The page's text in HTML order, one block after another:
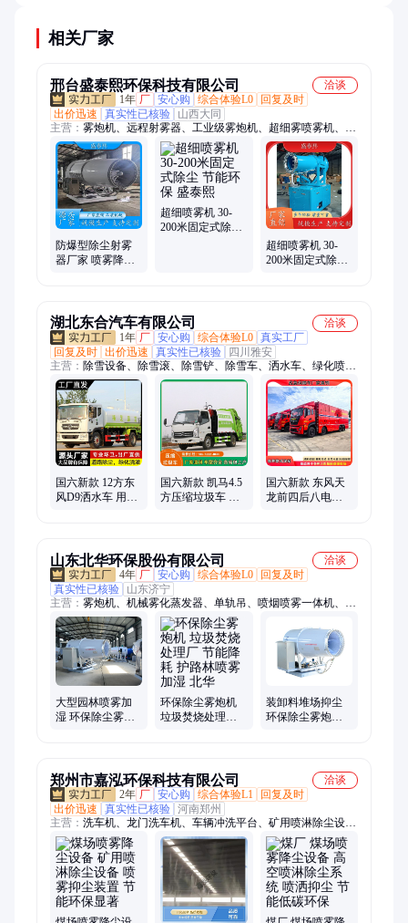
相关厂家
邢台盛泰熙环保科技有限公司
洽谈
1年 厂 安心购 综合体验L0
回复及时
出价迅速
真实性已核验
山西大同
主营： 雾炮机、远程射雾器、工业级雾炮机、超细雾喷雾机、防
爆雾炮机、静音雾炮机、防爆远程射雾器、大型雾炮机、智能雾
炮机、智能联网雾炮机、智能超细雾炮机、不锈钢雾炮机、不锈
钢雾炮机定制、定制不锈钢雾炮机、液压雾炮机、液压防爆雾炮
机、工业液压雾炮机、全自动液压雾炮机、移动式拖车雾炮机、
拖拽式雾炮机、移动式三角拖车雾炮
防爆型除尘射雾
器厂家 喷雾降尘
超细喷雾机 30-
200米固定式除尘
超细喷雾机 30-
200米固定式除尘
湖北东合汽车有限公司
洽谈
1年 厂 安心购 综合体验L0 真实工厂
回复及时 出价迅速 真实性已核验
四川雅安
主营： 除雪设备、除雪滚、除雪铲、除雪车、洒水车、绿化喷洒
车、抑尘车、扫路车、洗扫车、树枝粉碎车、高空作业车、消防
车、吸尘车、沥青洒布车、防撞车、压缩式垃圾车、垃圾车
国六新款 12方东
风D9洒水车 用于
国六新款 凯马4.5
方压缩垃圾车 外
国六新款 东风天
龙前四后八电源
山东北华环保股份有限公司
洽谈
4年 厂 安心购 综合体验L0
回复及时
真实性已核验
山东济宁
主营： 雾炮机、机械雾化蒸发器、单轨吊、喷烟喷雾一体机、除
尘雾炮机、移动式高程喷雾器、工业雾炮机
大型园林喷雾加
湿 环保除尘雾炮
环保除尘雾炮机
垃圾焚烧处理厂
装卸料堆场抑尘
环保除尘雾炮机
郑州市嘉泓环保科技有限公司
洽谈
2年 厂 安心购 综合体验L1
回复及时
出价迅速
真实性已核验 河南郑州
主营： 洗车机、龙门洗车机、车辆冲洗平台、矿用喷淋除尘设
备、雾炮机、射雾器